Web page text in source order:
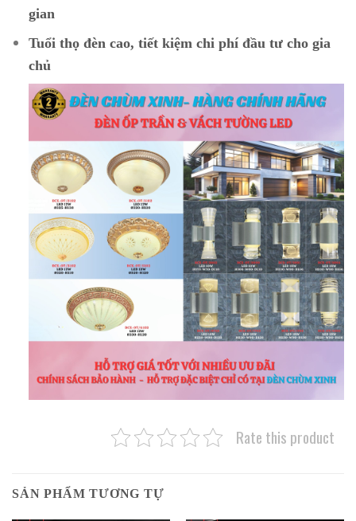
gian
Tuổi thọ đèn cao, tiết kiệm chi phí đầu tư cho gia
chủ
Rate this product
SẢN PHẨM TƯƠNG TỰ